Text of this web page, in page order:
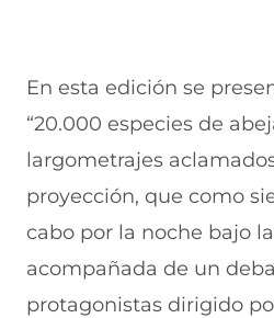
En esta edición se
“20.000 especies de
largometrajes
proyección, que como
cabo por la noche bajo
acompañada de un
protagonistas dirigido